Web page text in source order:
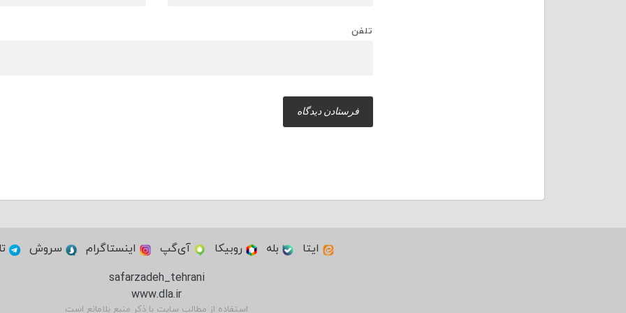
تلفن
ایتا بله روبیکا آی‌گپ اینستاگرام سروش
safarzadeh_tehrani
www.dla.ir
استفاده از مطالب سایت با ذکر منبع بلامانع است